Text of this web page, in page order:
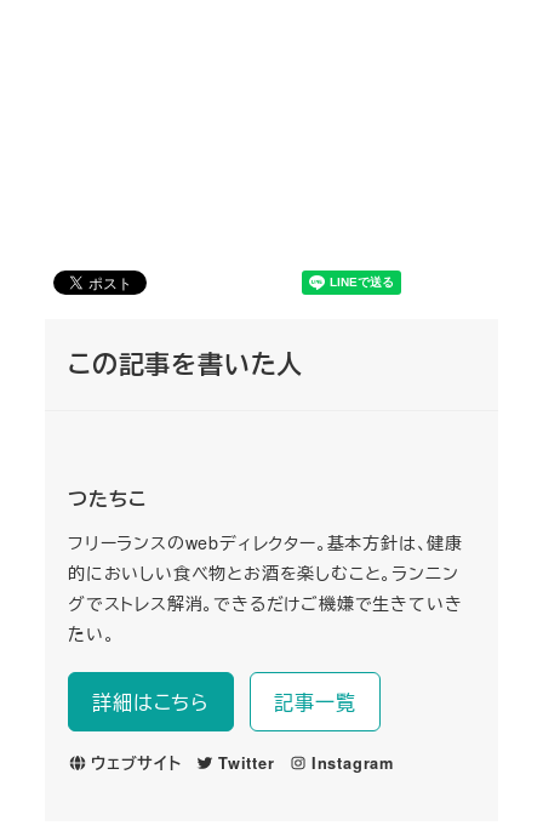
この記事を書いた人
つたちこ
フリーランスのwebディレクター。基本方針は、健康
的においしい食べ物とお酒を楽しむこと。ランニン
グでストレス解消。できるだけご機嫌で生きていき
たい。
詳細はこちら 記事一覧
ウェブサイト Twitter Instagram